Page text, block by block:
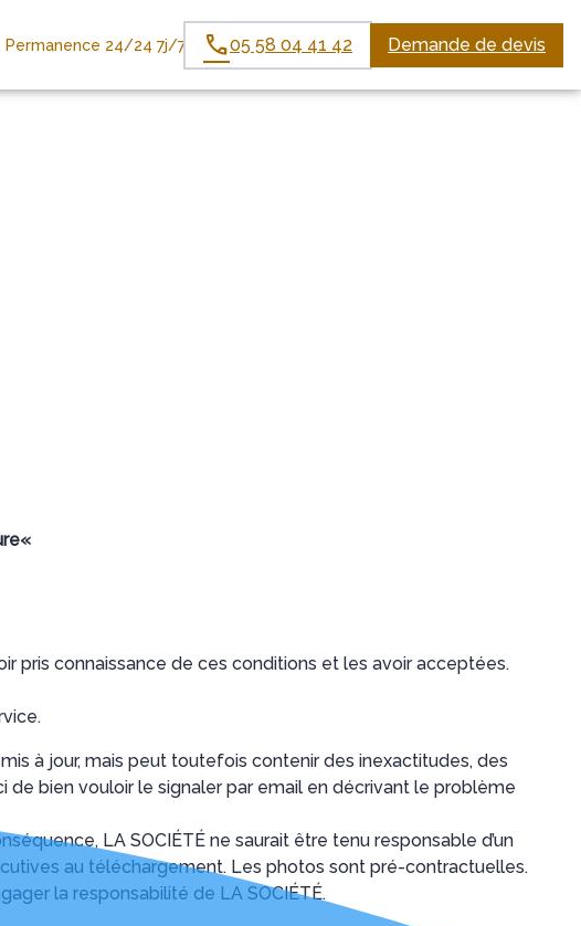
Permanence 24/24 7j/7 05 58 04 41 42 Demande de devis
«
pris connaissance de ces conditions et les avoir acceptées.
à jour, mais peut toutefois contenir des inexactitudes, des
bien vouloir le signaler par email en décrivant le problème
LA SOCIÉTÉ ne saurait être tenu responsable d’un
au téléchargement. Les photos sont pré-contractuelles.
la responsabilité de LA SOCIÉTÉ.